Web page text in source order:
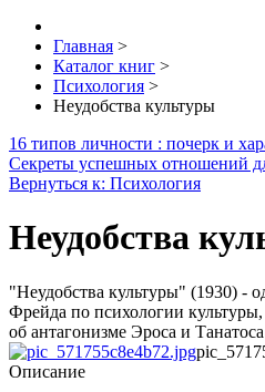
Главная >
Каталог книг >
Психология >
Неудобства культуры
16 типов личности : почерк и
Секреты успешных отношений
Вернуться к: Психология
Неудобства
"Неудобства культуры" (1930) -
Фрейда по психологии
об антагонизме Эроса и
Описание